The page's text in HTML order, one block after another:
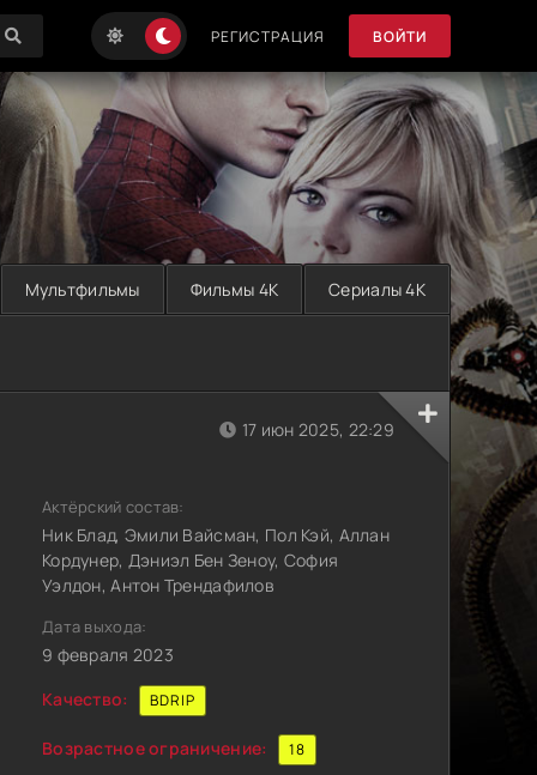
РЕГИСТРАЦИЯ ВОЙТИ
Мультфильмы Фильмы 4K Сериалы 4K
17 июн 2025, 22:29
Актёрский состав:
Ник Блад, Эмили Вайсман, Пол Кэй, Аллан
Кордунер, Дэниэл Бен Зеноу, София
Уэлдон, Антон Трендафилов
Дата выхода:
9 февраля 2023
Качество:
BDRIP
Возрастное ограничение: 18